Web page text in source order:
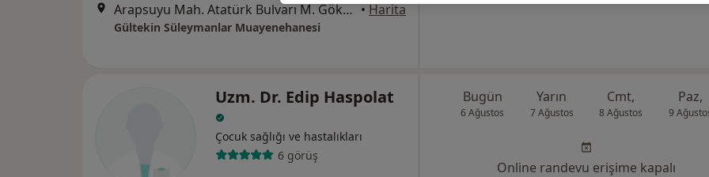
Arapsuyu Mah. Atatürk Bulvarı M. Gökay Plaza No:69/10, Konyaaltı •Harita
Gültekin Süleymanlar Muayenehanesi
Uzm. Dr. Edip Haspolat
Çocuk sağlığı ve hastalıkları
6 görüş
Bugün
6 Ağustos
Yarın
7 Ağustos
Cmt,
8 Ağustos
Paz,
9
Online randevu erişime kapalı